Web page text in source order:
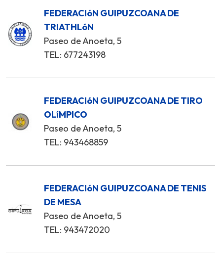
FEDERACIóN GUIPUZCOANA DE
TRIATHLóN
Paseo de Anoeta, 5
TEL: 677243198
FEDERACIóN GUIPUZCOANA DE TIRO
OLíMPICO
Paseo de Anoeta, 5
TEL: 943468859
FEDERACIóN GUIPUZCOANA DE TENIS
DE MESA
Paseo de Anoeta, 5
TEL: 943472020